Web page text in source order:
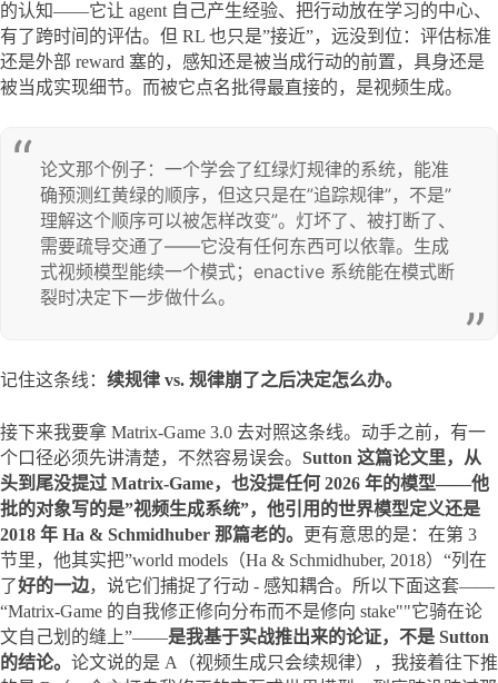
的认知——它让 agent 自己产生经验、把行动放在学习的中心、
有了跨时间的评估。但 RL 也只是”接近”，远没到位：评估标准
还是外部 reward 塞的，感知还是被当成行动的前置，具身还是
被当成实现细节。而被它点名批得最直接的，是视频生成。
论文那个例子：一个学会了红绿灯规律的系统，能准
确预测红黄绿的顺序，但这只是在”追踪规律”，不是”
理解这个顺序可以被怎样改变”。灯坏了、被打断了、
需要疏导交通了——它没有任何东西可以依靠。生成
式视频模型能续一个模式；enactive 系统能在模式断
裂时决定下一步做什么。
记住这条线： 续规律 vs. 规律崩了之后决定怎么办。
接下来我要拿 Matrix-Game 3.0 去对照这条线。动手之前，有一
个口径必须先讲清楚，不然容易误会。 Sutton 这篇论文里，从
头到尾没提过 Matrix-Game，也没提任何 2026 年的模型——他
批的对象写的是”视频生成系统”，他引用的世界模型定义还是
2018 年 Ha & Schmidhuber 那篇老的。
更有意思的是：在第 3
节里，他其实把”world models（Ha & Schmidhuber, 2018）“列在
了好的一边，说它们捕捉了行动 - 感知耦合。所以下面这套——
“Matrix-Game 的自我修正修向分布而不是修向 stake""它骑在论
文自己划的缝上”——是我基于实战推出来的论证，不是 Sutton
的结论。 论文说的是 A（视频生成只会续规律），我接着往下推